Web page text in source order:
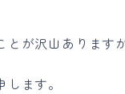
が沢山ありますが
ます。